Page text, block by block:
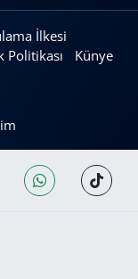
İlkesi
Politikası
Künye